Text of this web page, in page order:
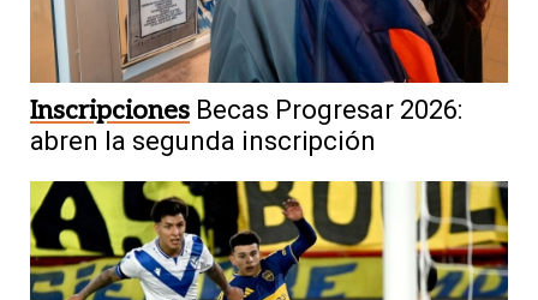
Inscripciones Becas Progresar 2026:
abren la segunda inscripción